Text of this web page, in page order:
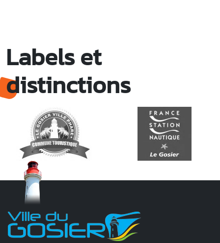
Labels et
distinctions